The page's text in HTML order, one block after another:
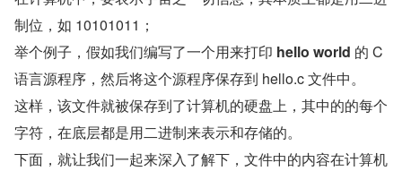
制位，如 10101011；
举个例子，假如我们编写了一个用来打印 hello world 的 C
语言源程序，然后将这个源程序保存到 hello.c 文件中。
这样，该文件就被保存到了计算机的硬盘上，其中的的每个
字符，在底层都是用二进制来表示和存储的。
下面，就让我们一起来深入了解下，文件中的内容在计算机